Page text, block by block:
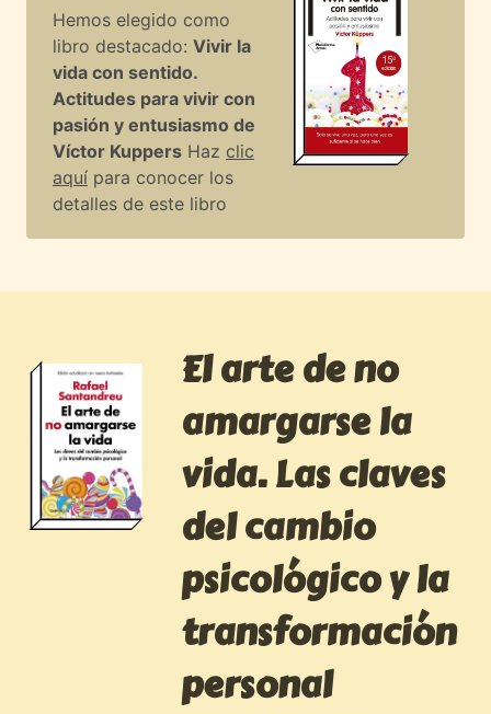
Hemos elegido como
libro destacado: Vivir la
vida con sentido.
Actitudes para vivir con
pasión y entusiasmo de
Víctor Kuppers Haz clic
aquí para conocer los
detalles de este libro
El arte de no
amargarse la
vida. Las claves
del cambio
psicológico y la
transformación
personal